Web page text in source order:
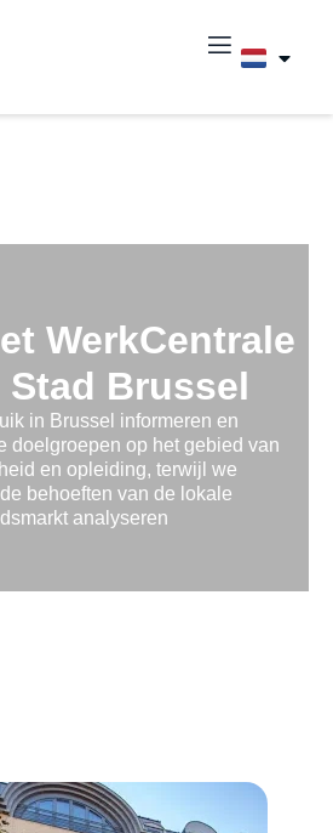
WerkCentrale
Stad Brussel
in Brussel informeren en
doelgroepen op het gebied van
en opleiding, terwijl we
behoeften van de lokale
analyseren